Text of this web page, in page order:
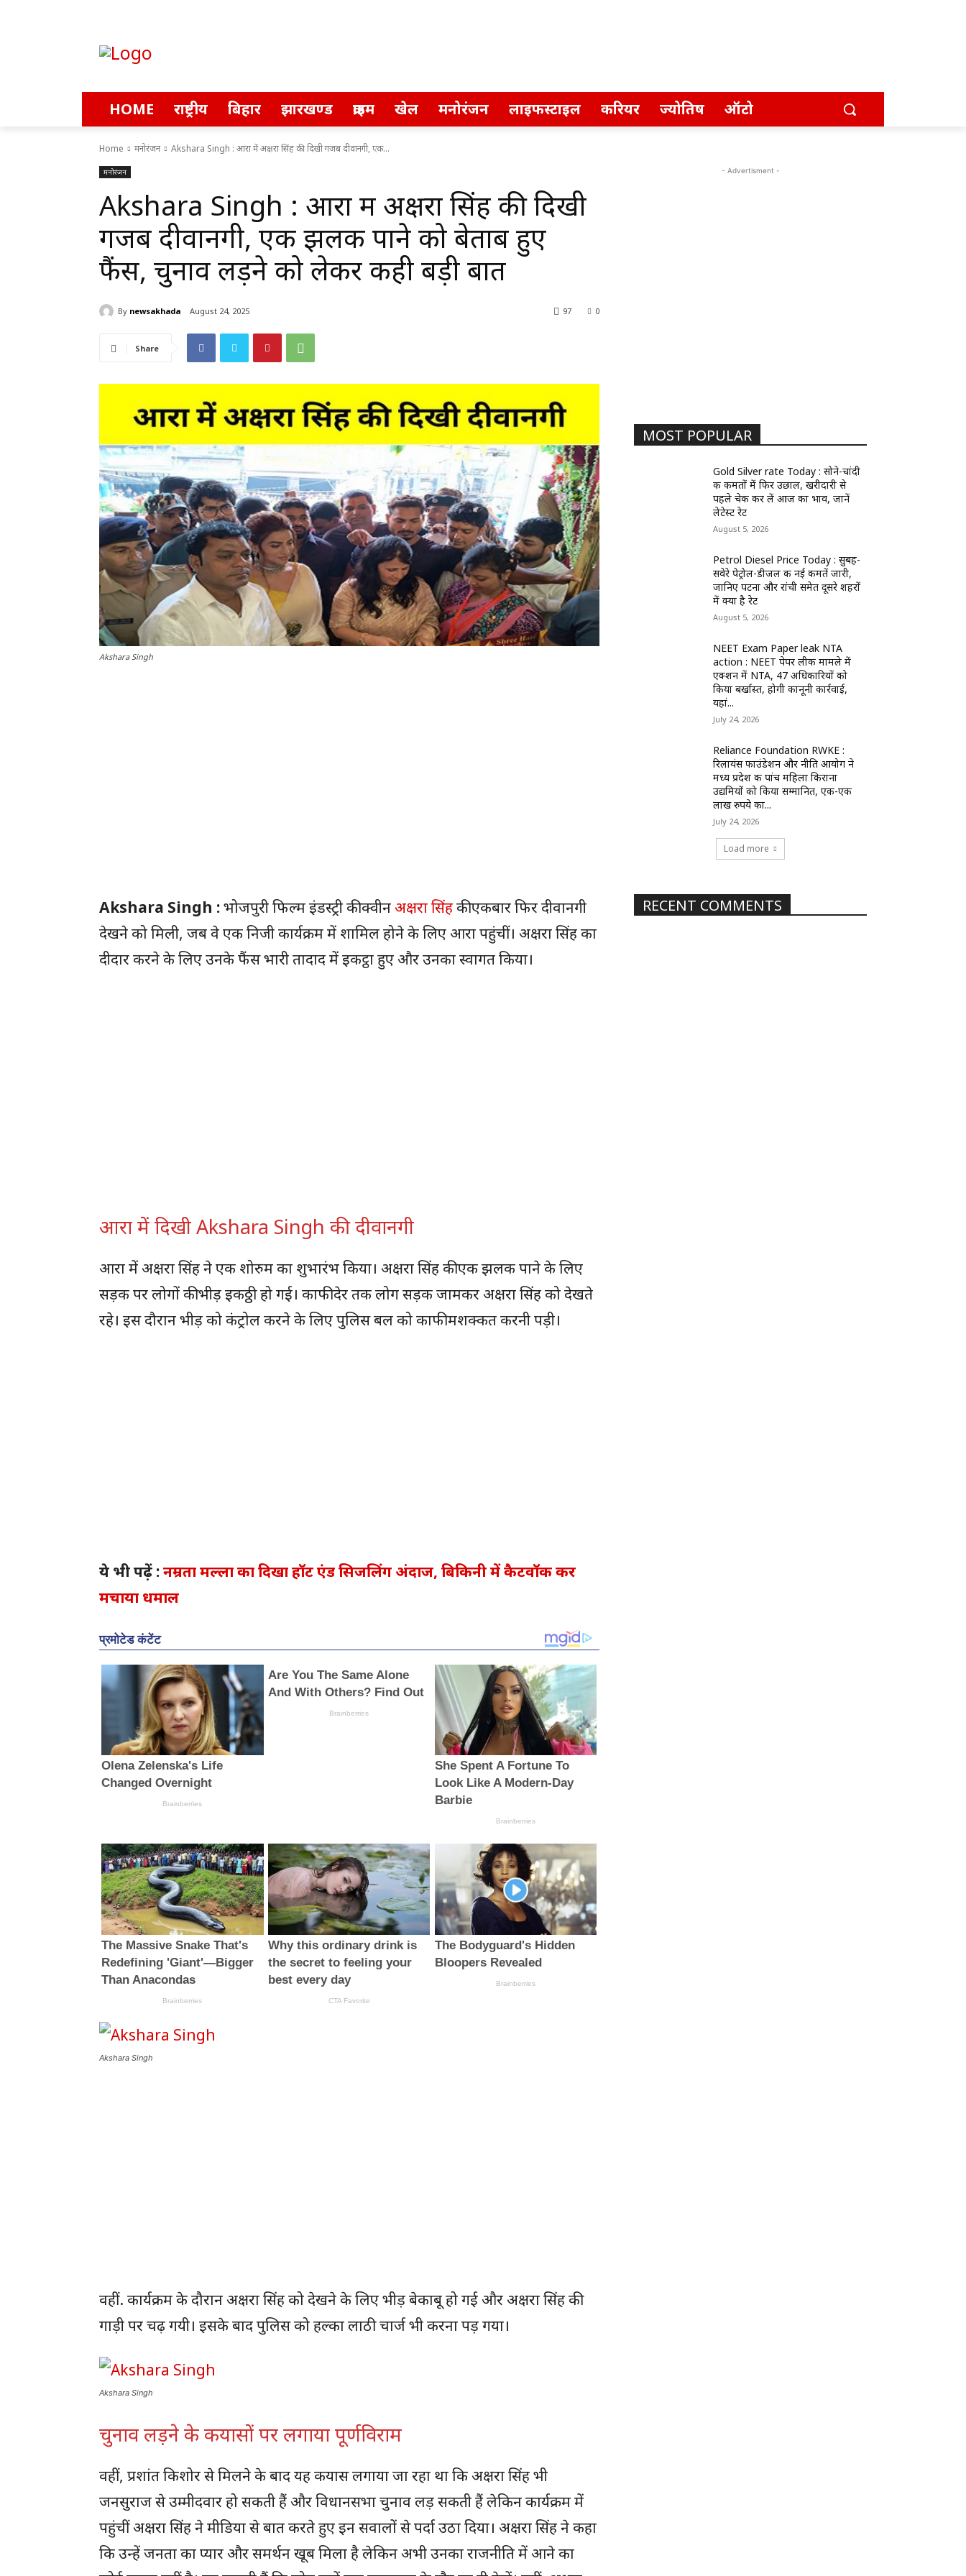
HOME राष्ट्रीय बिहार झारखण्ड क्राइम खेल मनोरंजन लाइफस्टाइल करियर ज्योतिष ऑटो
Home मनोरंजन Akshara Singh : आरा में अक्षरा सिंह की दिखी गजब दीवानगी, एक...
मनोरंजन
Akshara Singh : आरा में अक्षरा सिंह की दिखी
गजब दीवानगी, एक झलक पाने को बेताब हुए
फैंस, चुनाव लड़ने को लेकर कही बड़ी बात
By newsakhada August 24, 2025 0
97
Share
Akshara Singh
Akshara Singh :भोजपुरी फिल्म इंडस्ट्री की क्वीन अक्षरा सिंहकी एकबार फिर दीवानगी
देखने को मिली, जब वे एक निजी कार्यक्रम में शामिल होने के लिए आरा पहुंचीं। अक्षरा सिंह का
दीदार करने के लिए उनके फैंस भारी तादाद में इकट्ठा हुए और उनका स्वागत किया।
आरा में दिखी Akshara Singh की दीवानगी
आरा में अक्षरा सिंह ने एक शोरुम का शुभारंभ किया। अक्षरा सिंह की एक झलक पाने के लिए
सड़क पर लोगों की भीड़ इकठ्ठी हो गई। काफी देर तक लोग सड़क जामकर अक्षरा सिंह को देखते
रहे। इस दौरान भीड़ को कंट्रोल करने के लिए पुलिस बल को काफी मशक्कत करनी पड़ी।
ये भी पढ़ें :नम्रता मल्ला का दिखा हॉट एंड सिजलिंग अंदाज, बिकिनी में कैटवॉक कर
मचाया धमाल
Akshara Singh
वहीं. कार्यक्रम के दौरान अक्षरा सिंह को देखने के लिए भीड़ बेकाबू हो गई और अक्षरा सिंह की
गाड़ी पर चढ़ गयी। इसके बाद पुलिस को हल्का लाठी चार्ज भी करना पड़ गया।
Akshara Singh
चुनाव लड़ने के कयासों पर लगाया पूर्णविराम
वहीं, प्रशांत किशोर से मिलने के बाद यह कयास लगाया जा रहा था कि अक्षरा सिंह भी
जनसुराज से उम्मीदवार हो सकती हैं और विधानसभा चुनाव लड़ सकती हैं लेकिन कार्यक्रम में
पहुंचीं अक्षरा सिंह ने मीडिया से बात करते हुए इन सवालों से पर्दा उठा दिया। अक्षरा सिंह ने कहा
कि उन्हें जनता का प्यार और समर्थन खूब मिला है लेकिन अभी उनका राजनीति में आने का
- Advertisment -
MOST POPULAR
Gold Silver rate Today : सोने-चांदी
की कीमतों में फिर उछाल, खरीदारी से
पहले चेक कर लें आज का भाव, जानें
लेटेस्ट रेट
August 5, 2026
Petrol Diesel Price Today : सुबह-
सवेरे पेट्रोल-डीजल की नई कीमतें जारी,
जानिए पटना और रांची समेत दूसरे शहरों
में क्या है रेट
August 5, 2026
NEET Exam Paper leak NTA
action : NEET पेपर लीक मामले में
एक्शन में NTA, 47 अधिकारियों को
किया बर्खास्त, होगी कानूनी कार्रवाई,
यहां...
July 24, 2026
Reliance Foundation RWKE :
रिलायंस फाउंडेशन और नीति आयोग ने
मध्य प्रदेश की पांच महिला किराना
उद्यमियों को किया सम्मानित, एक-एक
लाख रुपये का...
July 24, 2026
Load more
RECENT COMMENTS